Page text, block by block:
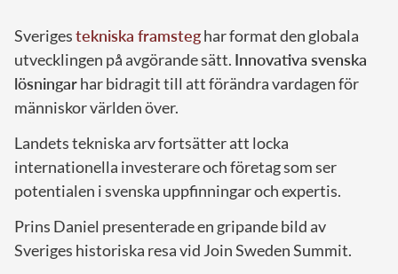
Sverigestekniska framsteghar format den globala
utvecklingen på avgörande sätt. Innovativa svenska
lösningarhar bidragit till att förändra vardagen för
människor världen över.
Landets tekniska arv fortsätter att locka
internationella investerare och företag som ser
potentialen i svenska uppfinningar och expertis.
Prins Daniel presenterade en gripande bild av
Sveriges historiska resa vid Join Sweden Summit.